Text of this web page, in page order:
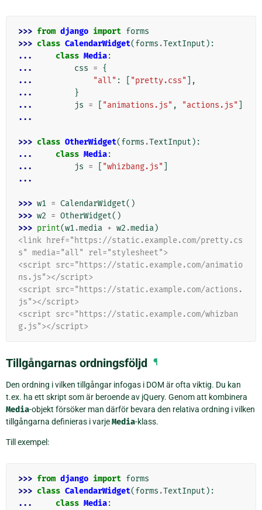
>>> from django import forms
>>> class CalendarWidget(forms .TextInput ):
...
class Media:
...
css = {
...
"all" : "pretty.css"
],
...
}
...
js = "animations.js" , "actions.js"
...
>>> class OtherWidget(forms .TextInput ):
...
class Media:
...
js = "whizbang.js"
...
>>> w1 = CalendarWidget()
>>> w2 = OtherWidget()
>>> print(w1.media + w2 .media)
<link href="https://static.example.com/pretty.cs
s" media="all" rel="stylesheet">
<script src="https://static.example.com/animatio
ns.js"></script>
<script src="https://static.example.com/actions.
js"></script>
<script src="https://static.example.com/whizban
g.js"></script>
Tillgångarnas ordningsföljd ¶
Den ordning i vilken tillgångar infogas i DOM är ofta viktig. Du kan
t.ex. ha ett skript som är beroende av jQuery. Genom att kombinera
Media-objekt försöker man därför bevara den relativa ordning i vilken
tillgångarna definieras i varjeMedia-klass.
Till exempel:
>>> from django import forms
>>> class CalendarWidget(forms .TextInput ):
...
class Media: